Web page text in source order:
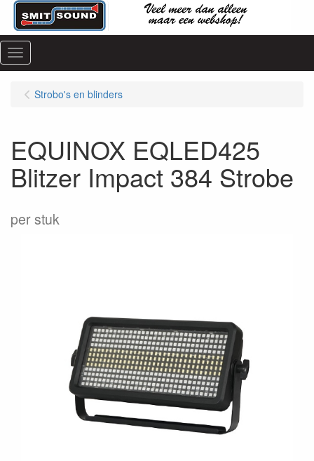
Menu
Strobo's en blinders
EQUINOX EQLED425
Blitzer Impact 384 Strobe
per stuk